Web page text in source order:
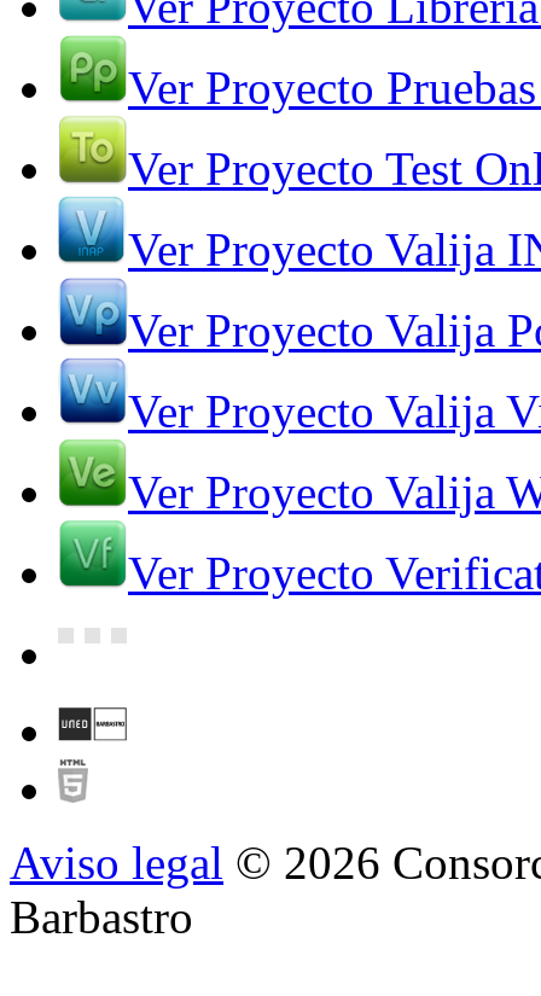
Ver Proyecto
Ver Proyecto Test
Ver Proyecto Valija
Ver Proyecto Valija
Ver Proyecto Valija
Ver Proyecto Valija
Ver Proyecto
Aviso legal © 2026
Barbastro